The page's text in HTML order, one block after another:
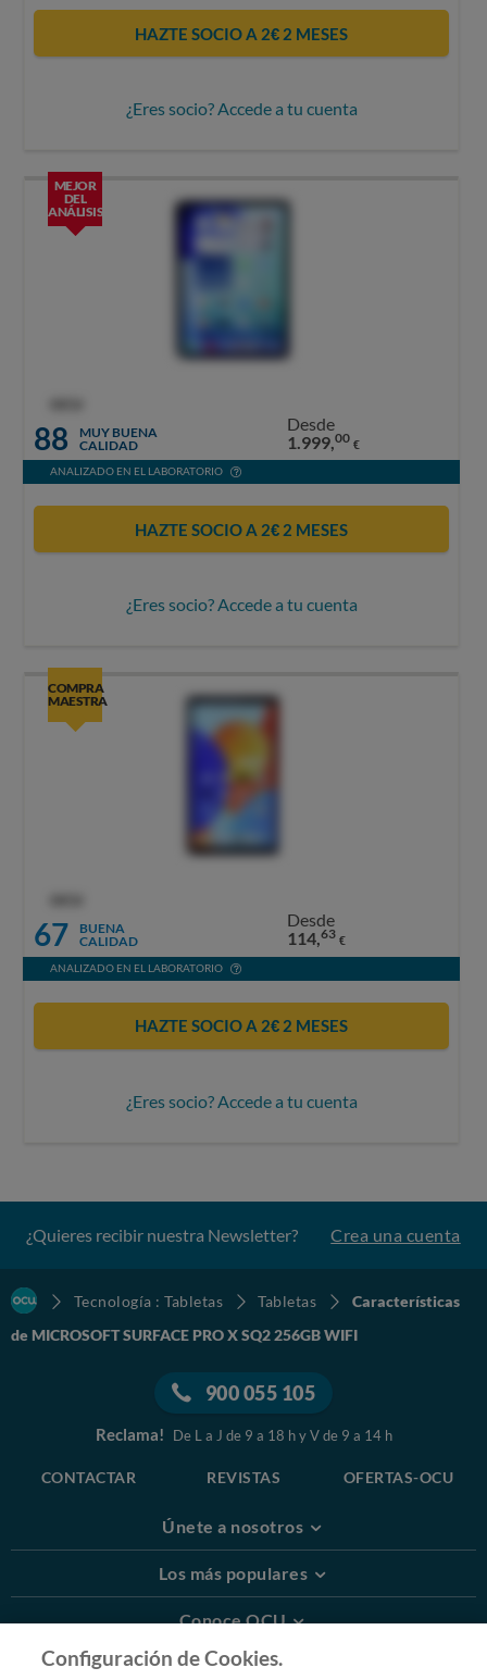
HAZTE SOCIO A 2€ 2 MESES
¿Eres socio? Accede a tu cuenta
MEJOR
DEL
ANÁLISIS
88
MUY BUENA
CALIDAD
Desde
1.999,00 €
ANALIZADO EN EL LABORATORIO
HAZTE SOCIO A 2€ 2 MESES
¿Eres socio? Accede a tu cuenta
COMPRA
MAESTRA
67
BUENA
CALIDAD
Desde
114,63 €
ANALIZADO EN EL LABORATORIO
HAZTE SOCIO A 2€ 2 MESES
¿Eres socio? Accede a tu cuenta
¿Quieres recibir nuestra Newsletter? Crea una cuenta
Tecnología : Tabletas Tabletas
Características
de MICROSOFT SURFACE PRO X SQ2 256GB WIFI
900 055 105
Reclama! De L a J de 9 a 18 h y V de 9 a 14 h
CONTACTAR REVISTAS OFERTAS-OCU
Únete a nosotros
Los más populares
Conoce OCU
Más Información
Configuración de Cookies.